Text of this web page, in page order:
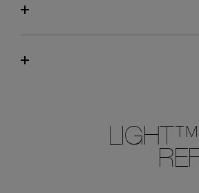
مجموعة ™LIGHT